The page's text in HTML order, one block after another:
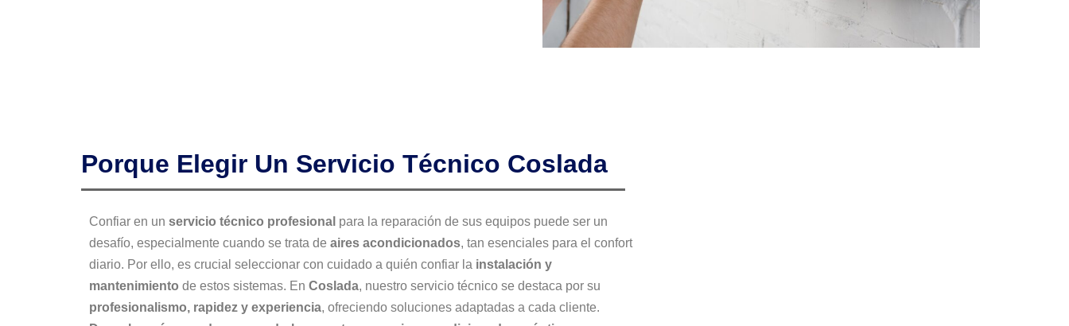
Porque Elegir Un Servicio Técnico Coslada
Confiar en un servicio técnico profesional para la reparación de sus equipos puede ser un
desafío, especialmente cuando se trata de aires acondicionados, tan esenciales para el confort
diario. Por ello, es crucial seleccionar con cuidado a quién confiar la instalación y
mantenimiento de estos sistemas. En Coslada, nuestro servicio técnico se destaca por su
profesionalismo, rapidez y experiencia, ofreciendo soluciones adaptadas a cada cliente.